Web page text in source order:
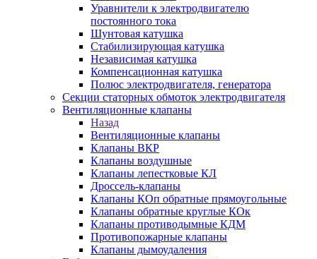
Уравнители к электродвигателю
постоянного тока
Шунтовая катушка
Стабилизирующая катушка
Независимая катушка
Компенсационная катушка
Полюс электродвигателя, генератора
Секции статорных обмоток электродвигателя
Вентиляционные клапаны
Назад
Вентиляционные клапаны
Клапаны ВКР
Клапаны воздушные
Клапаны лепестковые КЛ
Дроссель-клапаны
Клапаны КОп обратные прямоугольные
Клапаны обратные круглые КОк
Клапаны противодымные КДМ
Противопожарные клапаны
Клапаны дымоудаления